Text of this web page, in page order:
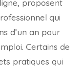
proposent
qui
d’un an pour
Certains de
pratiques qui